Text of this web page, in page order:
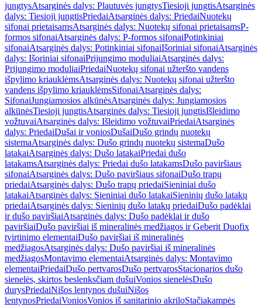
jungtysAtsarginės dalys: Plautuvės jungtysTiesioji jungtisAtsarginės
dalys: Tiesioji jungtisPriedaiAtsarginės dalys: PriedaiNuotekų
sifonai prietaisamsAtsarginės dalys: Nuotekų sifonai prietaisamsP-
formos sifonaiAtsarginės dalys: P-formos sifonaiPotinkiniai
sifonaiAtsarginės dalys: Potinkiniai sifonaiIšoriniai sifonaiAtsarginės
dalys: Išoriniai sifonaiPrijungimo moduliaiAtsarginės dalys:
Prijungimo moduliaiPriedaiNuotekų sifonai užteršto vandens
išpylimo kriauklėmsAtsarginės dalys: Nuotekų sifonai užteršto
vandens išpylimo kriauklėmsSifonaiAtsarginės dalys:
SifonaiJungiamosios alkūnėsAtsarginės dalys: Jungiamosios
alkūnėsTiesioji jungtisAtsarginės dalys: Tiesioji jungtisIšleidimo
vožtuvaiAtsarginės dalys: Išleidimo vožtuvaiPriedaiAtsarginės
dalys: PriedaiDušai ir voniosDušaiDušo grindų nuotekų
sistemaAtsarginės dalys: Dušo grindų nuotekų sistemaDušo
latakaiAtsarginės dalys: Dušo latakaiPriedai dušo
latakamsAtsarginės dalys: Priedai dušo latakamsDušo paviršiaus
sifonaiAtsarginės dalys: Dušo paviršiaus sifonaiDušo trapų
priedaiAtsarginės dalys: Dušo trapų priedaiSieniniai dušo
latakaiAtsarginės dalys: Sieniniai dušo latakaiSieninių dušo latakų
priedaiAtsarginės dalys: Sieninių dušo latakų priedaiDušo padėklai
ir dušo paviršiaiAtsarginės dalys: Dušo padėklai ir dušo
paviršiaiDušo paviršiai iš mineralinės medžiagos ir Geberit Duofix
tvirtinimo elementaiDušo paviršiai iš mineralinės
medžiagosAtsarginės dalys: Dušo paviršiai iš mineralinės
medžiagosMontavimo elementaiAtsarginės dalys: Montavimo
elementaiPriedaiDušo pertvarosDušo pertvarosStacionarios dušo
sienelės, skirtos beslenksčiam dušuiVonios sienelėsDušo
durysPriedaiNišos lentynos dušuiNišos
lentynosPriedaiVoniosVonios iš sanitarinio akriloStačiakampės